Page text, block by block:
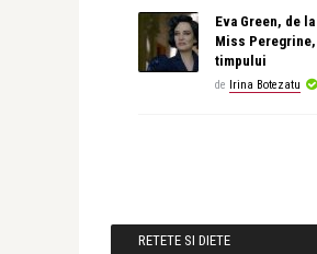
Eva Green, de
Miss Peregrine,
timpului
de Irina Botezatu
RETETE SI DIETE